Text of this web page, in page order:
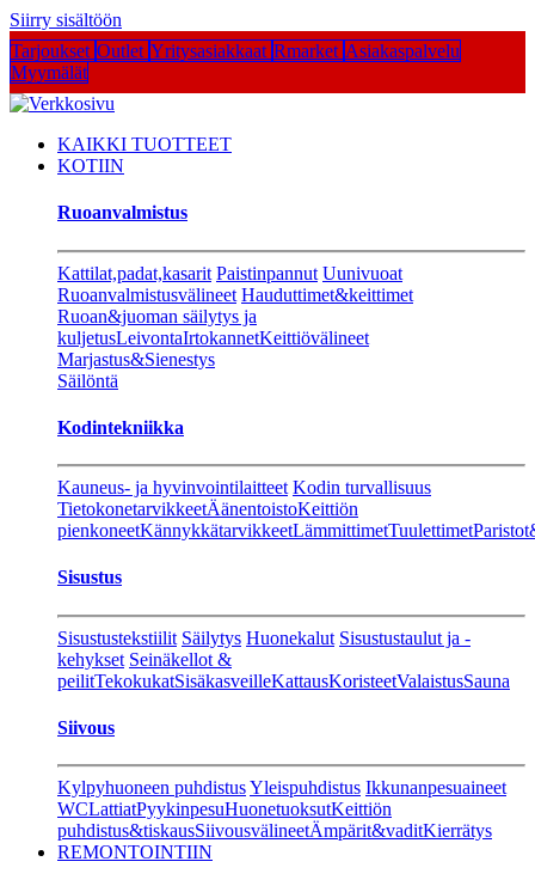
Siirry sisältöön
Tarjoukset Outlet Yritysasiakkaat Rmarket Asiakaspalvelu
Myymälät
KAIKKI TUOTTEET
KOTIIN
Ruoanvalmistus
Kattilat,padat,kasarit Paistinpannut Uunivuoat
Ruoanvalmistusvälineet Hauduttimet&keittimet
Ruoan&juoman säilytys ja
kuljetusLeivontaIrtokannetKeittiövälineet
Marjastus&Sienestys
Säilöntä
Kodintekniikka
Kauneus- ja hyvinvointilaitteet Kodin turvallisuus
TietokonetarvikkeetÄänentoistoKeittiön
pienkoneetKännykkätarvikkeetLämmittimetTuulettimet
Sisustus
Sisustustekstiilit Säilytys Huonekalut Sisustustaulut ja -
kehykset Seinäkellot &
peilitTekokukatSisäkasveilleKattausKoristeetValaistusSauna
Siivous
Kylpyhuoneen puhdistusYleispuhdistus Ikkunanpesuaineet
WCLattiatPyykinpesuHuonetuoksutKeittiön
puhdistus&tiskausSiivousvälineetÄmpärit&vaditKierrätys
REMONTOINTIIN